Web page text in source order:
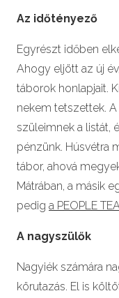
Az időtényező
Egyrészt időben
Ahogy eljött az új
táborok honlapjait.
nekem tetszettek.
szüleimnek a listát,
pénzünk. Húsvétra
tábor, ahová
Mátrában, a másik
pedig a PEOPLE
A nagyszülők
Nagyiék számára
körutazás. El is